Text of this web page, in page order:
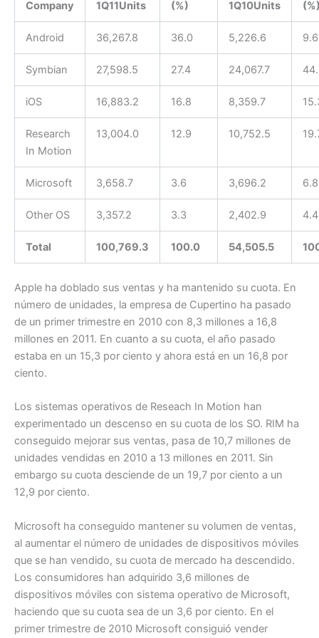
Company 1Q11Units (%) 1Q10Units
Android 36,267.8 36.0 5,226.6 9.6
Symbian 27,598.5 27.4 24,067.7
iOS 16,883.2 16.8 8,359.7
Research
In Motion
13,004.0 12.9 10,752.5
Microsoft 3,658.7 3.6 3,696.2 6.8
Other OS 3,357.2 3.3 2,402.9 4.4
Total 100,769.3 100.0 54,505.5
Apple ha doblado sus ventas y ha mantenido su cuota. En
número de unidades, la empresa de Cupertino ha pasado
de un primer trimestre en 2010 con 8,3 millones a 16,8
millones en 2011. En cuanto a su cuota, el año pasado
estaba en un 15,3 por ciento y ahora está en un 16,8 por
ciento.
Los sistemas operativos de Reseach In Motion han
experimentado un descenso en su cuota de los SO. RIM ha
conseguido mejorar sus ventas, pasa de 10,7 millones de
unidades vendidas en 2010 a 13 millones en 2011. Sin
embargo su cuota desciende de un 19,7 por ciento a un
12,9 por ciento.
Microsoft ha conseguido mantener su volumen de ventas,
al aumentar el número de unidades de dispositivos móviles
que se han vendido, su cuota de mercado ha descendido.
Los consumidores han adquirido 3,6 millones de
dispositivos móviles con sistema operativo de Microsoft,
haciendo que su cuota sea de un 3,6 por ciento. En el
primer trimestre de 2010 Microsoft consiguió vender